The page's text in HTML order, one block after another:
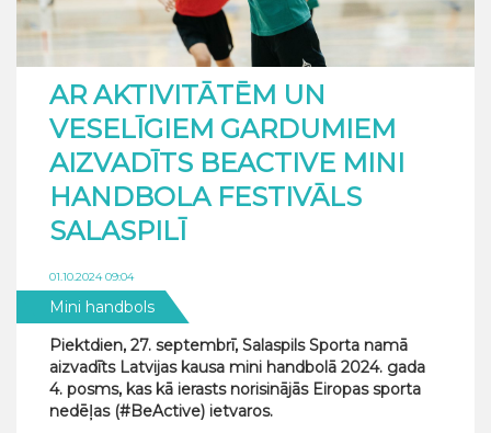
AR AKTIVITĀTĒM UN
VESELĪGIEM GARDUMIEM
AIZVADĪTS BEACTIVE MINI
HANDBOLA FESTIVĀLS
SALASPILĪ
01.10.2024 09:04
Mini handbols
Piektdien, 27. septembrī, Salaspils Sporta namā
aizvadīts Latvijas kausa mini handbolā 2024. gada
4. posms, kas kā ierasts norisinājās Eiropas sporta
nedēļas (#BeActive) ietvaros.